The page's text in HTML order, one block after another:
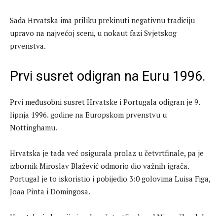
Sada Hrvatska ima priliku prekinuti negativnu tradiciju
upravo na najvećoj sceni, u nokaut fazi Svjetskog
prvenstva.
Prvi susret odigran na Euru 1996.
Prvi međusobni susret Hrvatske i Portugala odigran je 9.
lipnja 1996. godine na Europskom prvenstvu u
Nottinghamu.
Hrvatska je tada već osigurala prolaz u četvrtfinale, pa je
izbornik Miroslav Blažević odmorio dio važnih igrača.
Portugal je to iskoristio i pobijedio 3:0 golovima Luisa Figa,
Joaa Pinta i Domingosa.